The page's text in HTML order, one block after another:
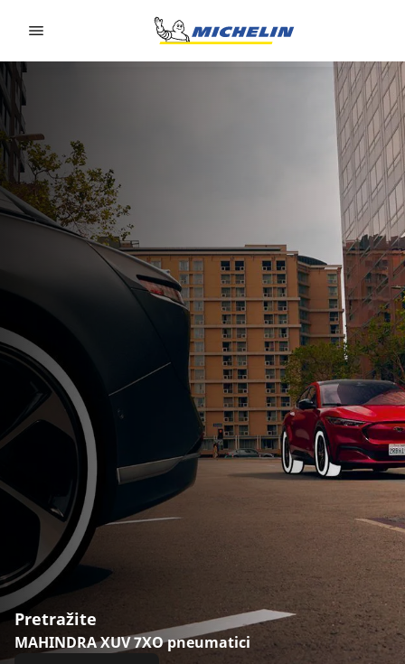
Pretražite
MAHINDRA XUV 7XO pneumatici